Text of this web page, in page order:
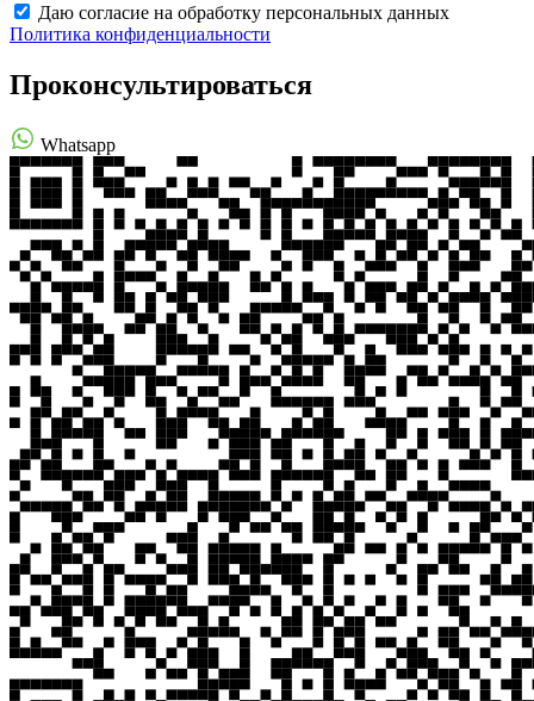
Даю согласие на обработку персональных данных
Политика конфиденциальности
Проконсультироваться
Whatsapp